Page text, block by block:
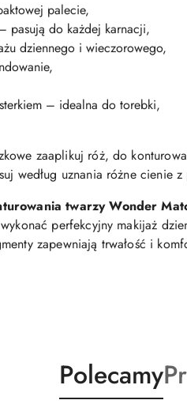
palecie,
pasują do każdej karnacji,
dziennego i wieczorowego,
– idealna do torebki,
zaaplikuj róż, do
według uznania różne cienie z
twarzy Wonder
perfekcyjny makijaż
zapewniają trwałość i
Produkty
o
Polecamy
o